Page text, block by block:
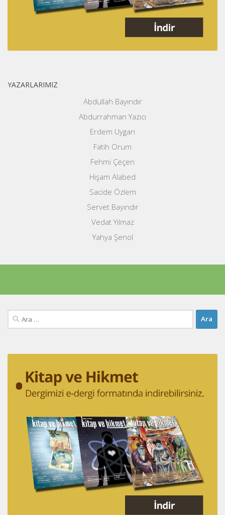
YAZARLARIMIZ
Abdullah Bayındır
Abdurrahman Yazıcı
Erdem Uygan
Fatih Orum
Fehmi Çeçen
Hişam Alabed
Sacide Özlem
Servet Bayındır
Vedat Yılmaz
Yahya Şenol
Arama: